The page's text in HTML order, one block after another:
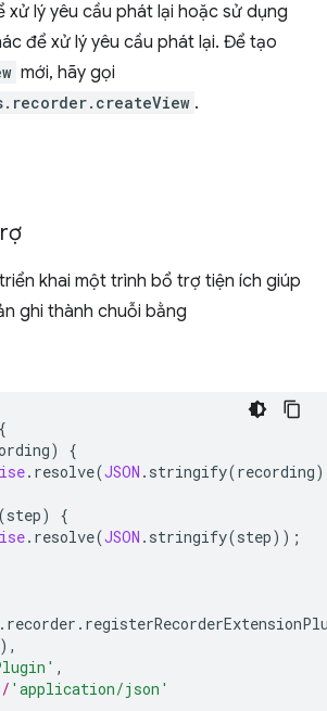
xử lý yêu cầu phát lại hoặc sử dụng
để xử lý yêu cầu phát lại. Để tạo
mới, hãy gọi
.
khai một trình bổ trợ tiện ích giúp
ghi thành chuỗi bằng
{
)
{
. resolve(JSON . stringify(recording
(step)
{
. resolve(JSON . stringify(step));
. recorder .
,
'application/json'